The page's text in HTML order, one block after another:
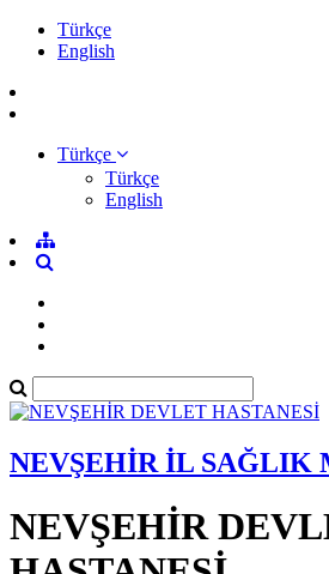
Türkçe
English
Türkçe
Türkçe
English
NEVŞEHİR İL SAĞLIK
NEVŞEHİR